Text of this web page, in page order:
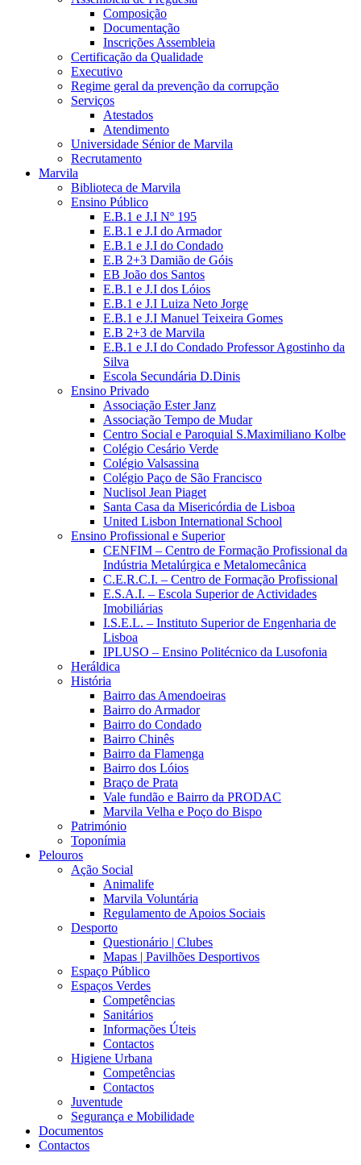
Composição
Documentação
Inscrições Assembleia
Certificação da Qualidade
Executivo
Regime geral da prevenção da corrupção
Serviços
Atestados
Atendimento
Universidade Sénior de Marvila
Recrutamento
Marvila
Biblioteca de Marvila
Ensino Público
E.B.1 e J.I Nº 195
E.B.1 e J.I do Armador
E.B.1 e J.I do Condado
E.B 2+3 Damião de Góis
EB João dos Santos
E.B.1 e J.I dos Lóios
E.B.1 e J.I Luiza Neto Jorge
E.B.1 e J.I Manuel Teixeira Gomes
E.B 2+3 de Marvila
E.B.1 e J.I do Condado Professor Agostinho da
Silva
Escola Secundária D.Dinis
Ensino Privado
Associação Ester Janz
Associação Tempo de Mudar
Centro Social e Paroquial S.Maximiliano Kolbe
Colégio Cesário Verde
Colégio Valsassina
Colégio Paço de São Francisco
Nuclisol Jean Piaget
Santa Casa da Misericórdia de Lisboa
United Lisbon International School
Ensino Profissional e Superior
CENFIM – Centro de Formação Profissional da
Indústria Metalúrgica e Metalomecânica
C.E.R.C.I. – Centro de Formação Profissional
E.S.A.I. – Escola Superior de Actividades
Imobiliárias
I.S.E.L. – Instituto Superior de Engenharia de
Lisboa
IPLUSO – Ensino Politécnico da Lusofonia
Heráldica
História
Bairro das Amendoeiras
Bairro do Armador
Bairro do Condado
Bairro Chinês
Bairro da Flamenga
Bairro dos Lóios
Braço de Prata
Vale fundão e Bairro da PRODAC
Marvila Velha e Poço do Bispo
Património
Toponímia
Pelouros
Ação Social
Animalife
Marvila Voluntária
Regulamento de Apoios Sociais
Desporto
Questionário | Clubes
Mapas | Pavilhões Desportivos
Espaço Público
Espaços Verdes
Competências
Sanitários
Informações Úteis
Contactos
Higiene Urbana
Competências
Contactos
Juventude
Segurança e Mobilidade
Documentos
Contactos